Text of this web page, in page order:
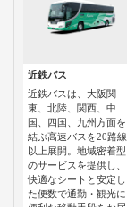
近鉄バス
近鉄バスは、大阪関
東、北陸、関西、中
国、四国、九州方面を
結ぶ高速バスを20路線
以上展開。地域密着型
のサービスを提供し、
快適なシートと安定し
た便数で通勤・観光に